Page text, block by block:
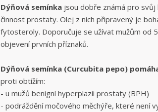
Dýňová semínka jsou dobře známá pro svůj
činnost prostaty. Olej z nich připravený je
fytosteroly. Doporučuje se užívat mužům od
objevení prvních příznaků.
Dýňová semínka (Curcubita pepo)
proti obtížím:
- u mužů benigní hyperplazii prostaty (BPH)
- podráždění močového měchýře, které není